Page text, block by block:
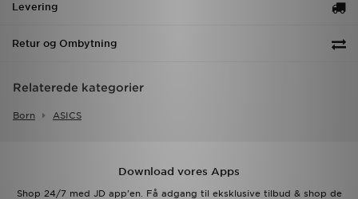
Levering
Retur og Ombytning
Relaterede kategorier
Born ASICS
Download vores Apps
Shop 24/7 med JD app'en. Få adgang til eksklusive tilbud & shop de